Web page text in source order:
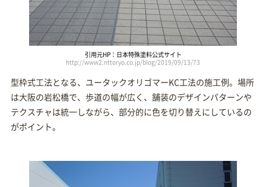
引用元HP：日本特殊塗料公式サイト
http://www2.nttoryo.co.jp/blog/2019/09/13/73
型枠式工法となる、ユータックオリゴマーKC工法の施工例。場所
は大阪の岩松橋で、歩道の幅が広く、舗装のデザインパターンや
テクスチャは統一しながら、部分的に色を切り替えにしているの
がポイント。